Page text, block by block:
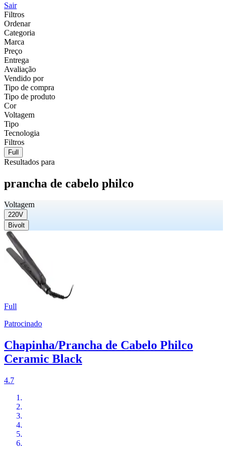
Sair
Filtros
Ordenar
Categoria
Marca
Preço
Entrega
Avaliação
Vendido por
Tipo de compra
Tipo de produto
Cor
Voltagem
Tipo
Tecnologia
Filtros
Full
Resultados para
prancha de cabelo philco
Voltagem
220V
Bivolt
Full
Patrocinado
Chapinha/Prancha de Cabelo Philco
Ceramic Black
4.7